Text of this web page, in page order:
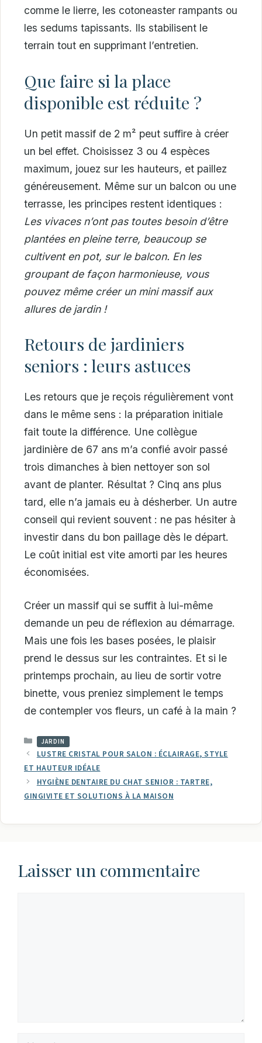
comme le lierre, les cotoneaster rampants ou
les sedums tapissants. Ils stabilisent le
terrain tout en supprimant l’entretien.
Que faire si la place
disponible est réduite ?
Un petit massif de 2 m² peut suffire à créer
un bel effet. Choisissez 3 ou 4 espèces
maximum, jouez sur les hauteurs, et paillez
généreusement. Même sur un balcon ou une
terrasse, les principes restent identiques :
Les vivaces n’ont pas toutes besoin d’être
plantées en pleine terre, beaucoup se
cultivent en pot, sur le balcon. En les
groupant de façon harmonieuse, vous
pouvez même créer un mini massif aux
allures de jardin !
Retours de jardiniers
seniors : leurs astuces
Les retours que je reçois régulièrement vont
dans le même sens : la préparation initiale
fait toute la différence. Une collègue
jardinière de 67 ans m’a confié avoir passé
trois dimanches à bien nettoyer son sol
avant de planter. Résultat ? Cinq ans plus
tard, elle n’a jamais eu à désherber. Un autre
conseil qui revient souvent : ne pas hésiter à
investir dans du bon paillage dès le départ.
Le coût initial est vite amorti par les heures
économisées.
Créer un massif qui se suffit à lui-même
demande un peu de réflexion au démarrage.
Mais une fois les bases posées, le plaisir
prend le dessus sur les contraintes. Et si le
printemps prochain, au lieu de sortir votre
binette, vous preniez simplement le temps
de contempler vos fleurs, un café à la main ?
CATÉGORIES
JARDIN
LUSTRE CRISTAL POUR SALON : ÉCLAIRAGE, STYLE
ET HAUTEUR IDÉALE
HYGIÈNE DENTAIRE DU CHAT SENIOR : TARTRE,
GINGIVITE ET SOLUTIONS À LA MAISON
Laisser un commentaire